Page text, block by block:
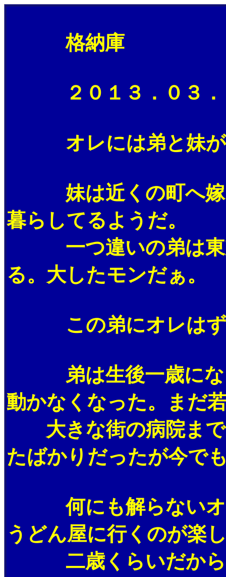
格納庫
２０１３．０３．
オレには弟と妹が
妹は近くの町へ嫁い
暮らしてるようだ。
一つ違いの弟は東京
る。大したモンだぁ。
この弟にオレはず
弟は生後一歳になっ
動かなくなった。まだ
大きな街の病院まで
たばかりだったが今で
何にも解らないオレ
うどん屋に行くのが楽
二歳くらいだから致